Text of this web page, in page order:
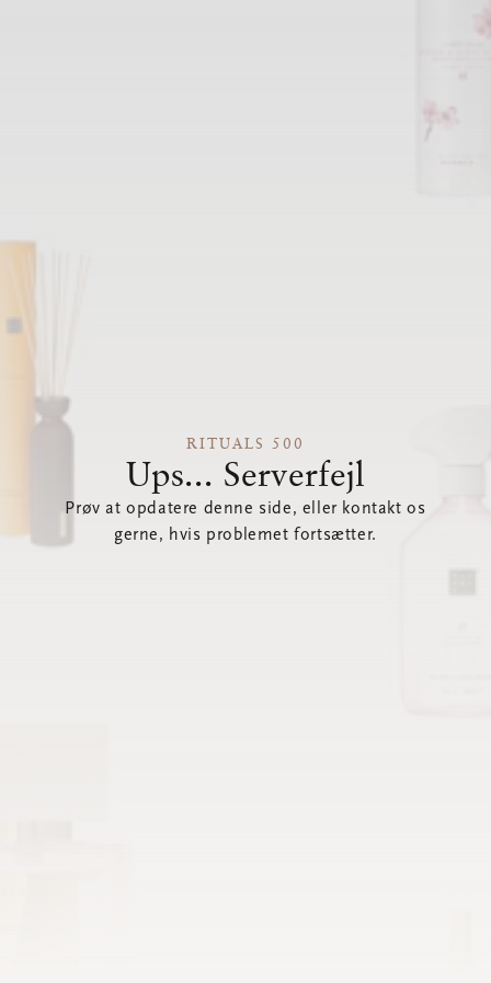
RITUALS 500
Ups... Serverfejl
Prøv at opdatere denne side, eller kontakt os
gerne, hvis problemet fortsætter.